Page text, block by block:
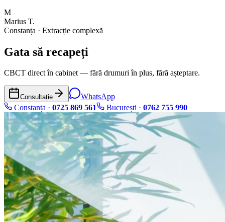
M
Marius T.
Constanța · Extracție complexă
Gata să recapeți
CBCT direct în cabinet — fără drumuri în plus, fără așteptare.
Consultație
WhatsApp
Constanța · 0725 869 561 București · 0762 755 990